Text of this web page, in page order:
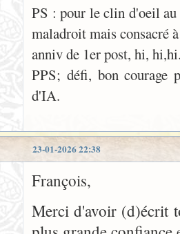
PS : pour le clin d'oeil
maladroit mais consacré
anniv de 1er post, hi,
PPS; défi, bon courage
d'IA.
23-01-2026 22:38
François,
Merci d'avoir (d)écrit